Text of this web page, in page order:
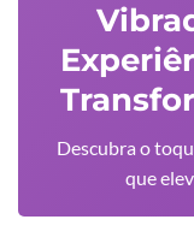
Descubra o
que